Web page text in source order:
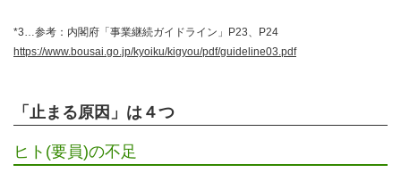
*3…参考：内閣府「事業継続ガイドライン」P23、P24
https://www.bousai.go.jp/kyoiku/kigyou/pdf/guideline03.pdf
「止まる原因」は４つ
ヒト(要員)の不足